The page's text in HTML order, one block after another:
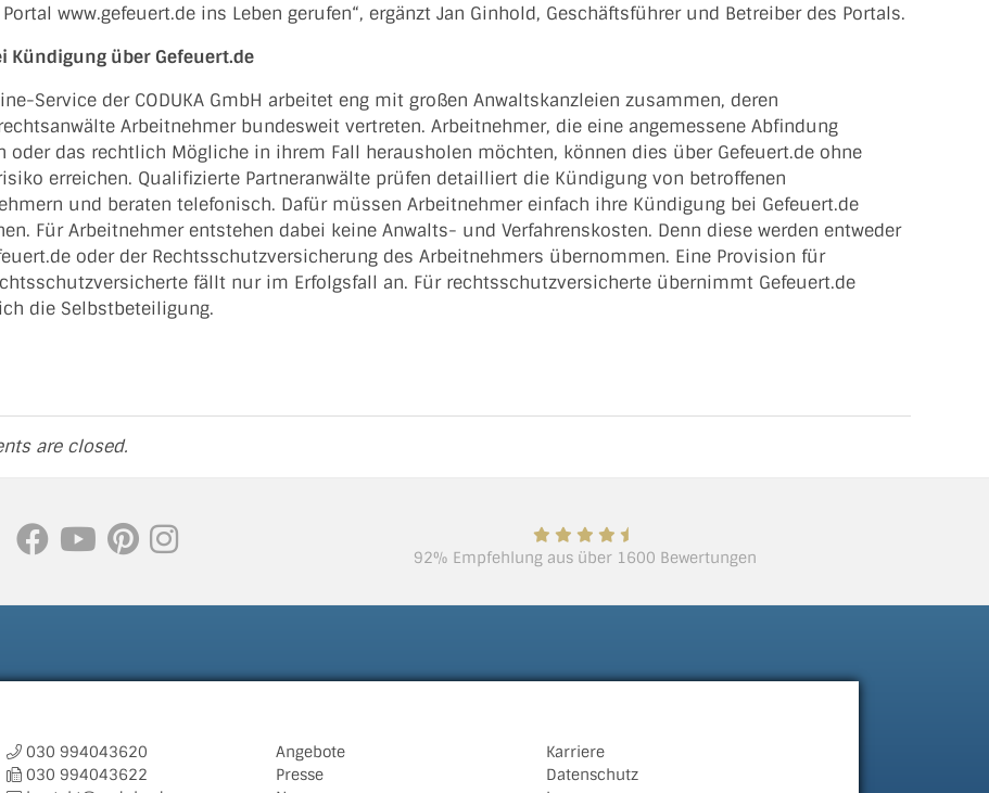
www.gefeuert.de ins Leben gerufen“, ergänzt Jan Ginhold, Geschäftsführer und Betreiber des Portals.
Kündigung über Gefeuert.de
Service der CODUKA GmbH arbeitet eng mit großen Anwaltskanzleien zusammen, deren
Arbeitnehmer bundesweit vertreten. Arbeitnehmer, die eine angemessene Abfindung
oder das rechtlich Mögliche in ihrem Fall herausholen möchten, können dies über Gefeuert.de ohne
erreichen. Qualifizierte Partneranwälte prüfen detailliert die Kündigung von betroffenen
und beraten telefonisch. Dafür müssen Arbeitnehmer einfach ihre Kündigung bei Gefeuert.de
Für Arbeitnehmer entstehen dabei keine Anwalts- und Verfahrenskosten. Denn diese werden entweder
oder der Rechtsschutzversicherung des Arbeitnehmers übernommen. Eine Provision für
fällt nur im Erfolgsfall an. Für rechtsschutzversicherte übernimmt Gefeuert.de
die Selbstbeteiligung.
are closed.
92% Empfehlung aus über 1600 Bewertungen
030 994043620
030 994043622
Angebote
Presse
Karriere
Datenschutz